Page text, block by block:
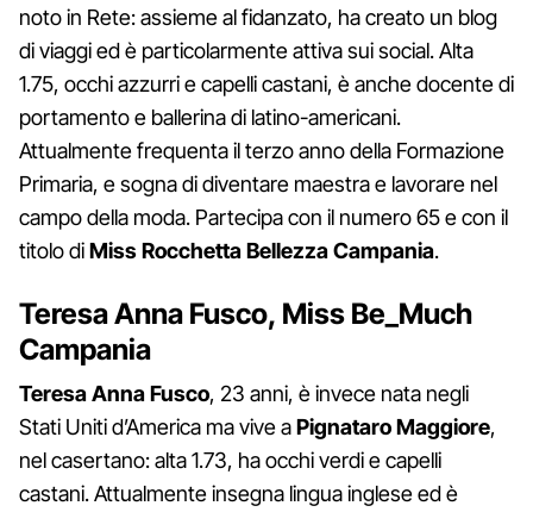
noto in Rete: assieme al fidanzato, ha creato un blog
di viaggi ed è particolarmente attiva sui social. Alta
1.75, occhi azzurri e capelli castani, è anche docente di
portamento e ballerina di latino-americani.
Attualmente frequenta il terzo anno della Formazione
Primaria, e sogna di diventare maestra e lavorare nel
campo della moda. Partecipa con il numero 65 e con il
titolo diMiss Rocchetta Bellezza Campania.
Teresa Anna Fusco, Miss Be_Much
Campania
Teresa Anna Fusco, 23 anni, è invece nata negli
Stati Uniti d’America ma vive aPignataro Maggiore,
nel casertano: alta 1.73, ha occhi verdi e capelli
castani. Attualmente insegna lingua inglese ed è